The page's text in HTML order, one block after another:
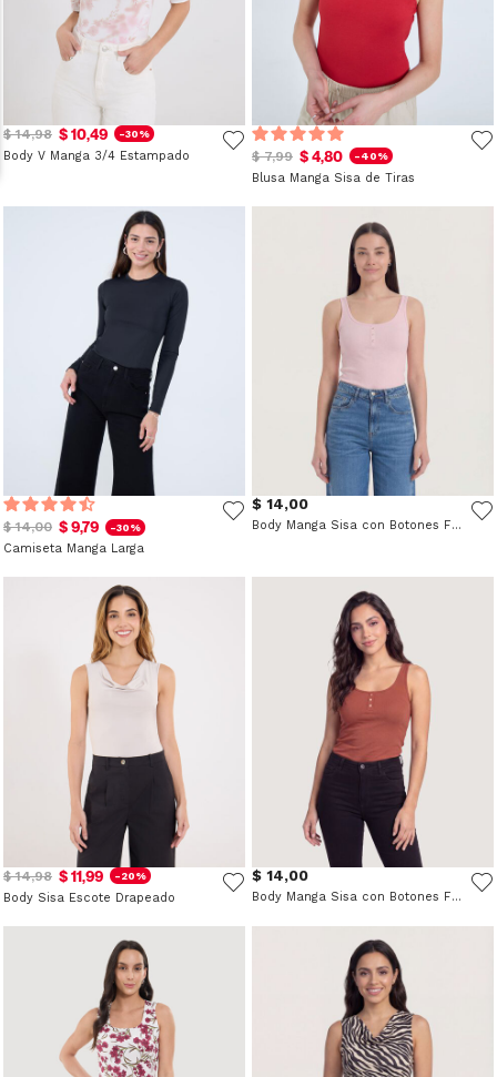
$ 14,98 $ 10,49 -30%
Body V Manga 3/4 Estampado $ 7,99 $ 4,80 -40%
Blusa Manga Sisa de Tiras
$ 14,00 $ 9,79 -30%
Camiseta Manga Larga
$ 14,00
Body Manga Sisa con Botones Frontales
$ 14,98 $ 11,99 -20%
Body Sisa Escote Drapeado
$ 14,00
Body Manga Sisa con Botones Frontales